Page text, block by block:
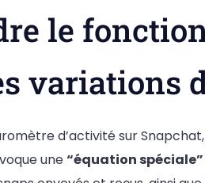
le
variations
d’activité sur
une“équation spéciale”